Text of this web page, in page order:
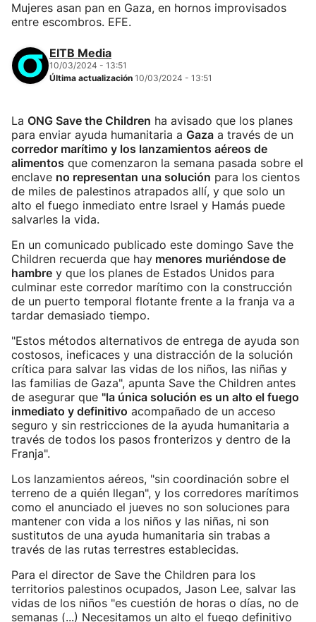
Mujeres asan pan en Gaza, en hornos improvisados
entre escombros. EFE.
EITB Media
10/03/2024 - 13:51
Última actualización 10/03/2024 - 13:51
La ONG Save the Children ha avisado que los planes
para enviar ayuda humanitaria a Gaza a través de un
corredor marítimo y los lanzamientos aéreos de
alimentos que comenzaron la semana pasada sobre el
enclave no representan una solución para los cientos
de miles de palestinos atrapados allí, y que solo un
alto el fuego inmediato entre Israel y Hamás puede
salvarles la vida.
En un comunicado publicado este domingo Save the
Children recuerda que hay menores muriéndose de
hambre y que los planes de Estados Unidos para
culminar este corredor marítimo con la construcción
de un puerto temporal flotante frente a la franja va a
tardar demasiado tiempo.
"Estos métodos alternativos de entrega de ayuda son
costosos, ineficaces y una distracción de la solución
crítica para salvar las vidas de los niños, las niñas y
las familias de Gaza", apunta Save the Children antes
de asegurar que "la única solución es un alto el fuego
inmediato y definitivo acompañado de un acceso
seguro y sin restricciones de la ayuda humanitaria a
través de todos los pasos fronterizos y dentro de la
Franja".
Los lanzamientos aéreos, "sin coordinación sobre el
terreno de a quién llegan", y los corredores marítimos
como el anunciado el jueves no son soluciones para
mantener con vida a los niños y las niñas, ni son
sustitutos de una ayuda humanitaria sin trabas a
través de las rutas terrestres establecidas.
Para el director de Save the Children para los
territorios palestinos ocupados, Jason Lee, salvar las
vidas de los niños "es cuestión de horas o días, no de
semanas (...) Necesitamos un alto el fuego definitivo